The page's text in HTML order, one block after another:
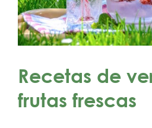
Recetas de
frutas frescas